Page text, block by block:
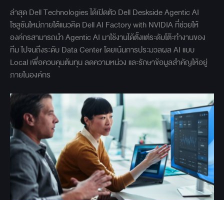
ล่าสุด Dell Technologies ได้เปิดตัว Dell Deskside Agentic AI
โซลูชันใหม่ภายใต้แนวคิด Dell AI Factory with NVIDIA ที่ช่วยให้
องค์กรสามารถนำ Agentic AI มาใช้งานได้ตั้งแต่ระดับโต๊ะทำงานของ
ทีม ไปจนถึงระดับ Data Center โดยเน้นการประมวลผล AI แบบ
Local เพื่อควบคุมต้นทุน ลดความหน่วง และรักษาข้อมูลสำคัญให้อยู่
ภายในองค์กร